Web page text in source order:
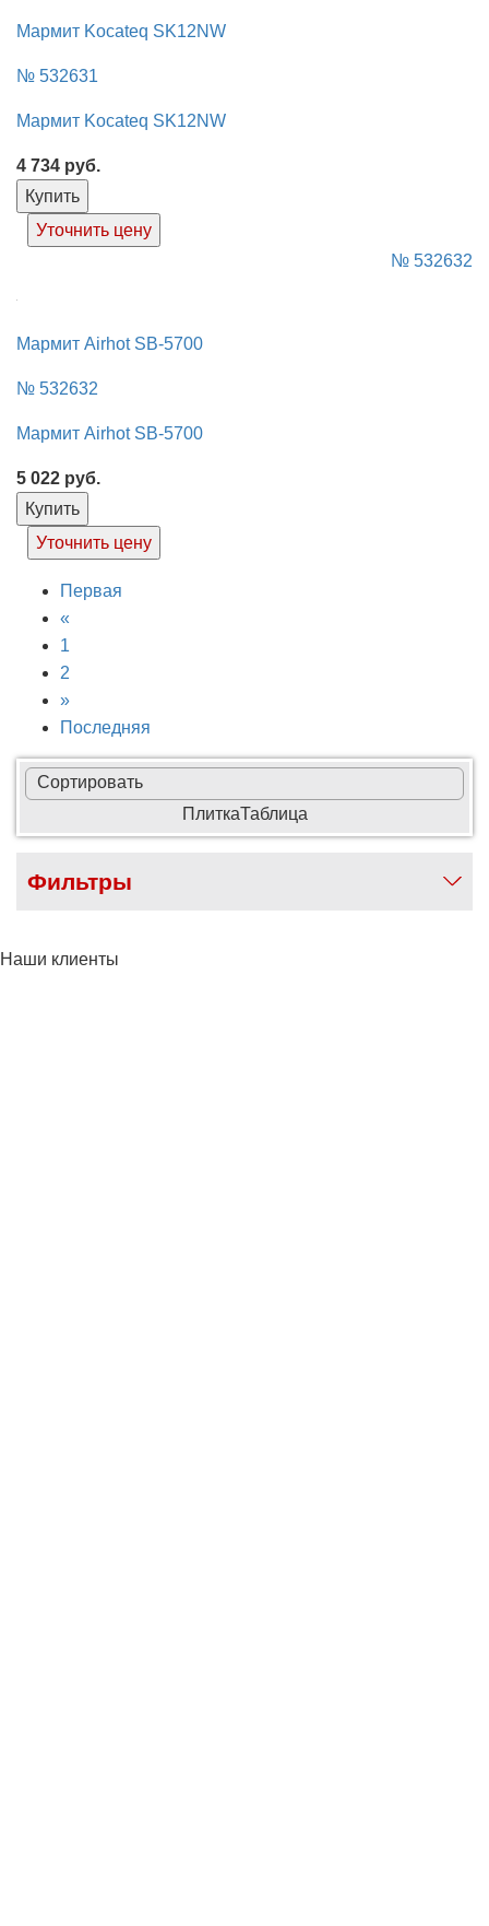
Мармит Kocateq SK12NW
№ 532631
Мармит Kocateq SK12NW
4 734 руб.
Купить
Уточнить цену
№ 532632
Мармит Airhot SB-5700
№ 532632
Мармит Airhot SB-5700
5 022 руб.
Купить
Уточнить цену
Первая
«
1
2
»
Последняя
Сортировать
ПлиткаТаблица
Фильтры
Наши клиенты